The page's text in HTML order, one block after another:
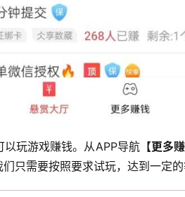
玩游戏赚钱。从APP导航【更多赚
只需要按照要求试玩，达到一定的